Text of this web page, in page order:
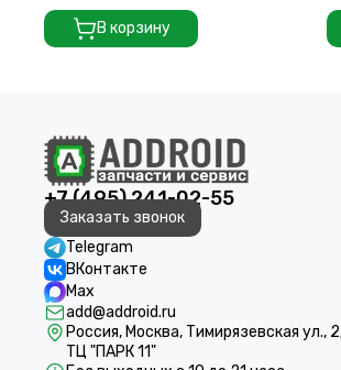
В корзину
+7 (495) 241-02-55
Заказать звонок
Telegram
ВКонтакте
Max
add@addroid.ru
Россия, Москва, Тимирязевская ул.,
ТЦ "ПАРК 11"